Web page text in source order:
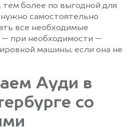
более по выгодной для
самостоятельно
все необходимые
при необходимости —
машины, если она не
Ауди в
со